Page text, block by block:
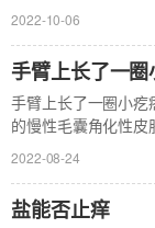
2022-10-06
手臂上长了一
手臂上长了一圈小疙瘩可能原因如下
的慢性毛囊角化性
2022-08-24
盐能否止痒